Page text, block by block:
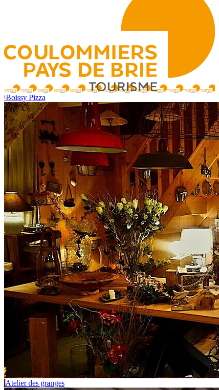
Boissy Pizza
Atelier des granges